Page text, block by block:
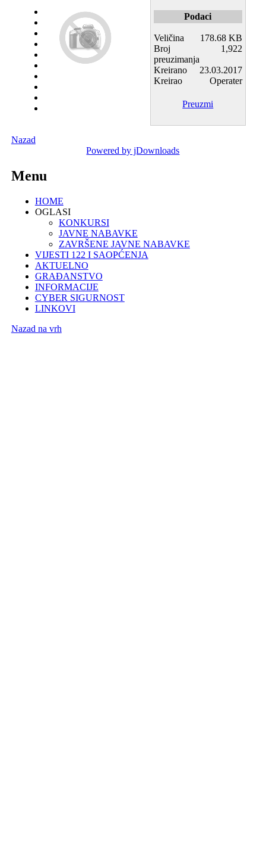
Podaci
Veličina
178.68 KB
Broj
preuzimanja
1,922
Kreirano
23.03.2017
Kreirao
Operater
Preuzmi
Nazad
Powered by jDownloads
Menu
HOME
OGLASI
KONKURSI
JAVNE NABAVKE
ZAVRŠENE JAVNE NABAVKE
VIJESTI 122 I SAOPĆENJA
AKTUELNO
GRAĐANSTVO
INFORMACIJE
CYBER SIGURNOST
LINKOVI
Nazad na vrh